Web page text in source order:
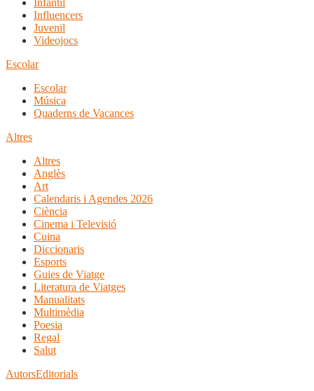
Infantil
Influencers
Juvenil
Videojocs
Escolar
Escolar
Música
Quaderns de Vacances
Altres
Altres
Anglès
Art
Calendaris i Agendes 2026
Ciència
Cinema i Televisió
Cuina
Diccionaris
Esports
Guies de Viatge
Literatura de Viatges
Manualitats
Multimèdia
Poesia
Regal
Salut
AutorsEditorials